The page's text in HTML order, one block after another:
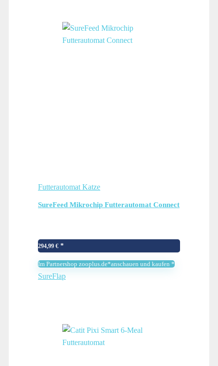
Futterautomat Katze
SureFeed Mikrochip Futterautomat Connect
294,99 €
Im Partnershop zooplus.de*anschauen und kaufen *
SureFlap